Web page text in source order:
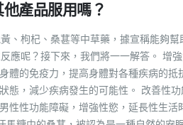
產品服用嗎？
、枸杞、桑葚等中草藥，據宣稱能夠
應呢？接下來，我們將一一解答。 增
的免疫力，提高身體對各種疾病的抵
態，減少疾病發生的可能性。 改善性
性性功能障礙，增強性慾，延長性生活